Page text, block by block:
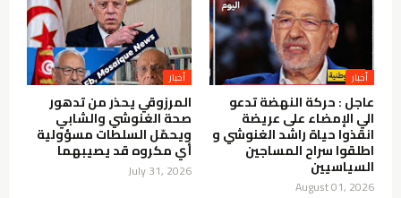
أخبار
عاجل : حركة النهضة تدعو
الي الإمضاء على عريضة
انقذوا حياة راشد الغنوشي و
اطلقوا سراح المساجين
السياسيين
August 01, 2026
أخبار
المرزوقي يحذر من تدهور
صحة الغنوشي والشابي
ويحمّل السلطات مسؤولية
أي مكروه قد يصيبهما
July 31, 2026